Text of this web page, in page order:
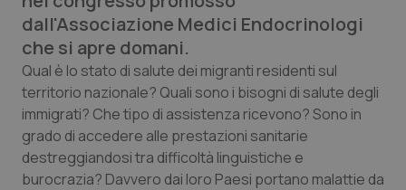
Emilia-Romagna
Friuli Venezia Giulia
Lazio
Liguria
Colesterolo & coronaropatie
Dermatite Atopica
Diabete & glucometri
Disturbi dell’umore
dall'Associazione Medici Endocrinologi
che si apre domani.
Qual è lo stato di salute dei migranti residenti sul
territorio nazionale? Quali sono i bisogni di salute degli
immigrati? Che tipo di assistenza ricevono? Sono in
grado di accedere alle prestazioni sanitarie
destreggiandosi tra difficoltà linguistiche e
burocrazia? Davvero dai loro Paesi portano malattie da